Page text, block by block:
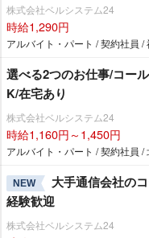
株式会社ベルシステム24
時給1,290円
アルバイト・パート / 契約社員 /
選べる2つのお仕事/コー
K/在宅あり
株式会社ベルシステム24
時給1,160円～1,450円
アルバイト・パート / 契約社員 /
NEW
大手通信会社の
経験歓迎
株式会社ベルシステム24